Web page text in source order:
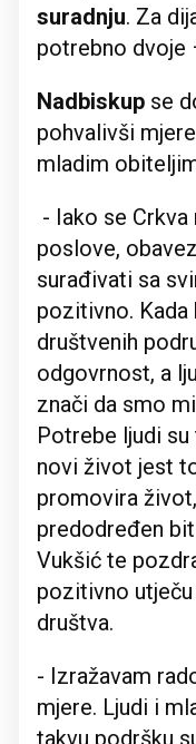
suradnju. Za
potrebno dvoje
Nadbiskup se
pohvalivši
mladim
- Iako se
poslove,
surađivati sa
pozitivno. Kada
društvenih
odgovrnost, a
znači da smo
Potrebe ljudi su
novi život jest
promovira
predodređen
Vukšić te
pozitivno
društva.
- Izražavam
mjere. Ljudi i
takvu podršku